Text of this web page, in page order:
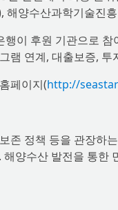
양수산과학기술진
이 후원 기관으로
램 연계, 대출보증,
페이지(http://
존 정책 등을 관장하
양수산 발전을 통